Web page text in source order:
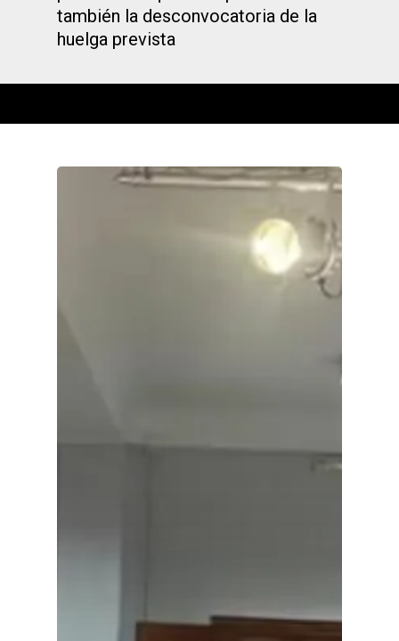
también la desconvocatoria de la
huelga prevista